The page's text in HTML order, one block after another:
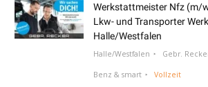
Werkstattmeister Nfz (m/
Lkw- und Transporter
Halle/Westfalen
Halle/Westfalen Gebr.
Benz & smart Vollzeit